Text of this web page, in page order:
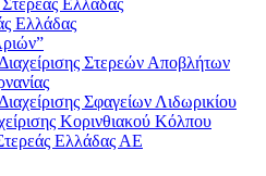
Ελλάδας
Στερεών Αποβλήτων
Σφαγείων Λιδωρικίου
Κορινθιακού Κόλπου
Ελλάδας ΑΕ